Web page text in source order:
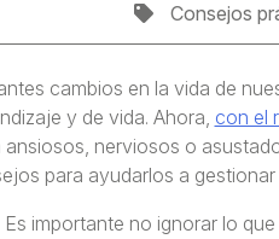
Consejos
cambios en la vida de
y de vida. Ahora, con el
nerviosos o
para ayudarlos a
Es importante no ignorar lo